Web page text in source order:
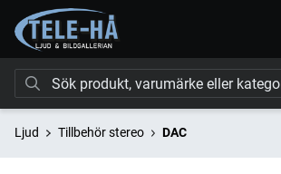
Ljud Tillbehör stereo DAC